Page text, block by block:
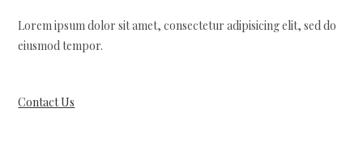
Lorem ipsum dolor sit amet, consectetur adipisicing elit, sed do
eiusmod tempor.
Contact Us